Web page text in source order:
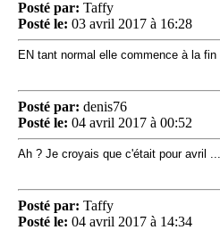
Posté par: Taffy
Posté le: 03 avril 2017 à 16:28
EN tant normal elle commence à la
Posté par: denis76
Posté le: 04 avril 2017 à 00:52
Ah ? Je croyais que c'était pour avril
Posté par: Taffy
Posté le: 04 avril 2017 à 14:34